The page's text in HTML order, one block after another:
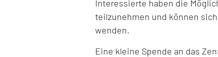
Interessierte haben die
teilzunehmen und können
wenden.
Eine kleine Spende an das